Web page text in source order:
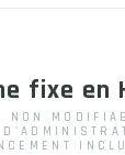
fixe en
NON